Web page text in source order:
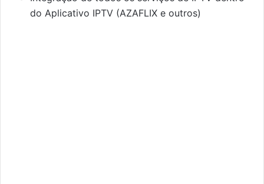
do Aplicativo IPTV (AZAFLIX e outros)